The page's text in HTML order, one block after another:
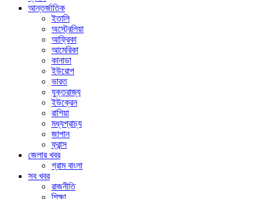
আন্তর্জাতিক
ইতালি
অস্ট্রেলিয়া
আফ্রিকা
আমেরিকা
কানাডা
ইউরোপ
ভারত
যুক্তরাজ্য
ইউক্রেন
রাশিয়া
মধ্যপ্রাচ্য
জাপান
ফ্রান্স
জেলার খবর
গ্রাম বাংলা
সব খবর
রাজনীতি
শিক্ষা